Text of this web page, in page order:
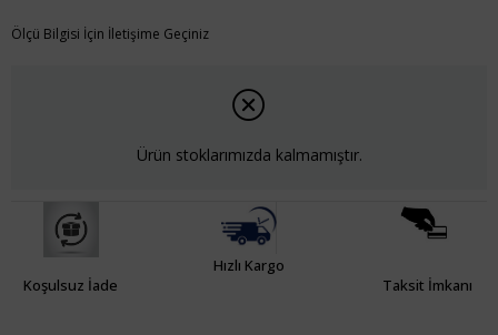
Ölçü Bilgisi İçin İletişime Geçiniz
Ürün stoklarımızda kalmamıştır.
Koşulsuz İade
Hızlı Kargo
Taksit İmkanı